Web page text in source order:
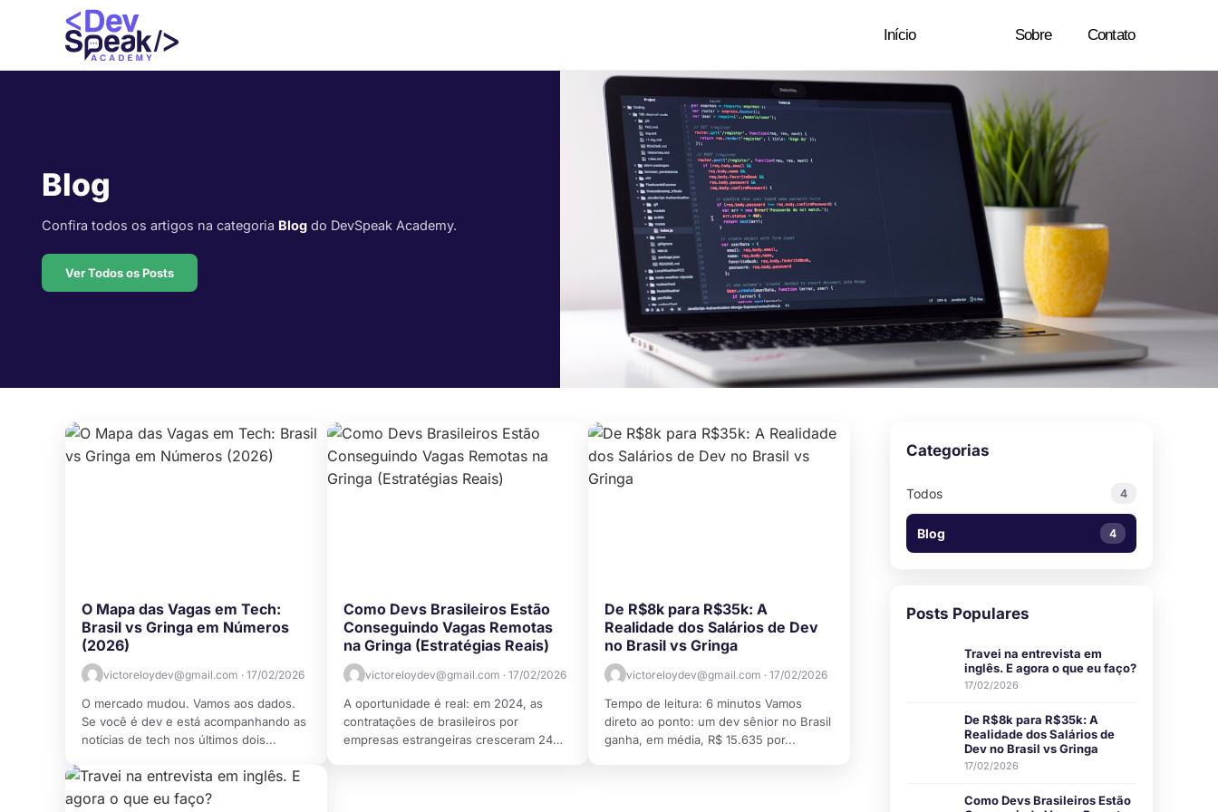
Início Sobre Contato
Blog
Confira todos os artigos na categoria Blog do DevSpeak Academy.
Ver Todos os Posts
O Mapa das Vagas em Tech:
Brasil vs Gringa em Números
(2026)
victoreloydev@gmail.com · 17/02/2026
O mercado mudou. Vamos aos dados.
Se você é dev e está acompanhando as
notícias de tech nos últimos dois...
Como Devs Brasileiros Estão
Conseguindo Vagas Remotas
na Gringa (Estratégias Reais)
victoreloydev@gmail.com · 17/02/2026
A oportunidade é real: em 2024, as
contratações de brasileiros por
empresas estrangeiras cresceram 24%.
De R$8k para R$35k: A
Realidade dos Salários de Dev
no Brasil vs Gringa
victoreloydev@gmail.com · 17/02/2026
Tempo de leitura: 6 minutos Vamos
direto ao ponto: um dev sênior no Brasil
ganha, em média, R$ 15.635 por...
Categorias
Todos 4
Blog 4
Posts Populares
Travei na entrevista em
inglês. E agora o que eu faço?
17/02/2026
De R$8k para R$35k: A
Realidade dos Salários de
Dev no Brasil vs Gringa
17/02/2026
Como Devs Brasileiros Estão